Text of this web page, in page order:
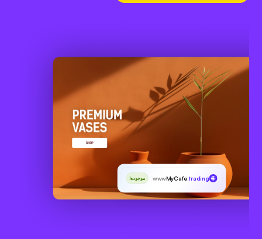
wwwMyCafe.trading موجوده!